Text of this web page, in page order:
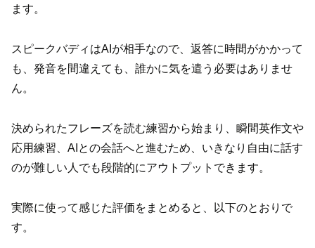
ます。
スピークバディはAIが相手なので、返答に時間がかかって
も、発音を間違えても、誰かに気を遣う必要はありませ
ん。
決められたフレーズを読む練習から始まり、瞬間英作文や
応用練習、AIとの会話へと進むため、いきなり自由に話す
のが難しい人でも段階的にアウトプットできます。
実際に使って感じた評価をまとめると、以下のとおりで
す。